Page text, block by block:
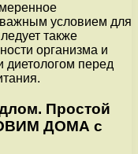
условием для
также
организма и
диетологом перед
Простой
ДОМА с